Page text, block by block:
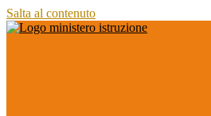
Salta al contenuto